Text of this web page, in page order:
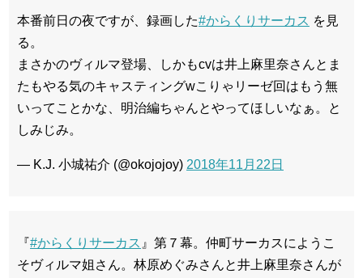
本番前日の夜ですが、録画した#からくりサーカス を見
る。
まさかのヴィルマ登場、しかもcvは井上麻里奈さんとま
たもやる気のキャスティングwこりゃリーゼ回はもう無
いってことかな、明治編ちゃんとやってほしいなぁ。と
しみじみ。
— K.J. 小城祐介 (@okojojoy) 2018年11月22日
『#からくりサーカス 』第７幕。仲町サーカスにようこ
そヴィルマ姐さん。林原めぐみさんと井上麻里奈さんが